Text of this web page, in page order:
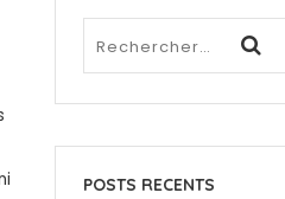
POSTS RECENTS